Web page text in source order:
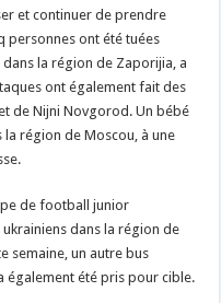
et continuer de prendre
personnes ont été tuées
dans la région de Zaporijia, a
ont également fait des
de Nijni Novgorod. Un bébé
région de Moscou, à une
de football junior
dans la région de
semaine, un autre bus
également été pris pour cible.